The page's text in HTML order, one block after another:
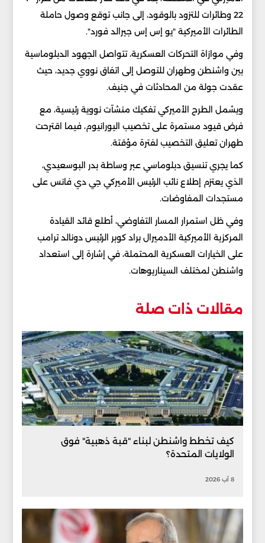
22 وطائرات للتزود بالوقود، إلى جانب توقع وصول حاملة
الطائرات الأميركية "يو إس إس جيرالد فورد".
وفي موازاة التحركات العسكرية، تتواصل الجهود الدبلوماسية
بين واشنطن وطهران للتوصل إلى اتفاق نووي جديد، حيث
عقدت جولة من المحادثات في جنيف.
ويشمل الطرح الأميركي تفكيك منشآت نووية رئيسية، مع
فرض قيود مستمرة على تخصيب اليورانيوم، فيما اقترحت
طهران تعليق التخصيب لفترة مؤقتة.
كما يجري تنسيق دبلوماسي عبر وساطة بدر البوسعيدي،
الذي يعتزم إطلاع نائب الرئيس الأميركي جي دي فانس على
مستجدات المفاوضات.
وفي ظل استمرار المسار التفاوضي، أطلع قائد القيادة
المركزية الأميركية الأدميرال براد كوبر الرئيس دونالد ترامب
على الخيارات العسكرية المحتملة، في إشارة إلى استعداد
واشنطن لمختلف السيناريوهات.
مقالات ذات صلة
كيف تخطط واشنطن لبناء "قبة ذهبية" فوق
الولايات المتحدة؟
8 آب 2026